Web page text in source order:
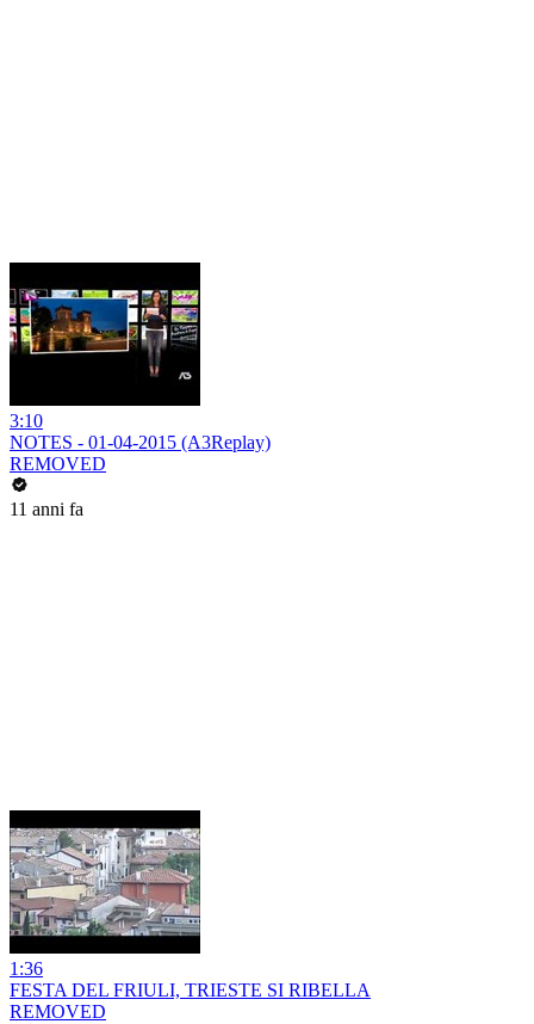
3:10
NOTES - 01-04-2015 (A3Replay)
REMOVED
11 anni fa
1:36
FESTA DEL FRIULI, TRIESTE SI RIBELLA
REMOVED